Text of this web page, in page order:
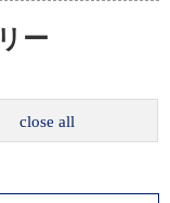
ー
close all